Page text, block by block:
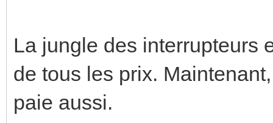
La jungle des interrupteurs
de tous les prix.
paie aussi.